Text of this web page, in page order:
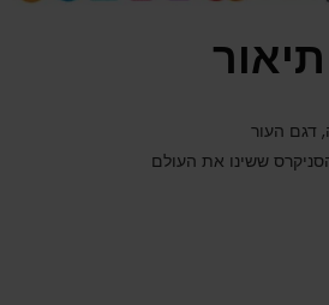
תיאור
דגם העור
ששינו את העולם